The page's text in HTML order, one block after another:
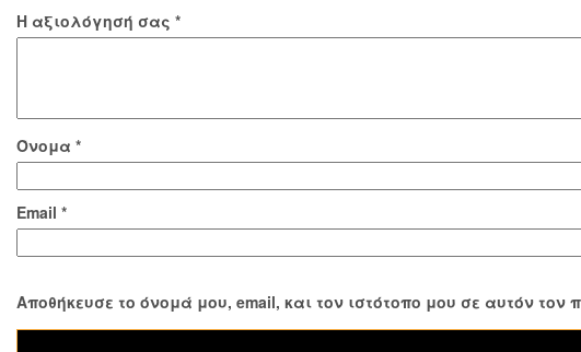
Η αξιολόγησή σας *
Όνομα *
Email *
Αποθήκευσε το όνομά μου, email, και τον ιστότοπο μου σε αυτόν